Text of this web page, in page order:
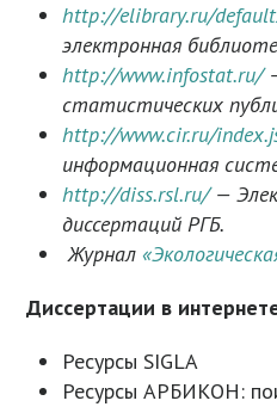
http://elibrary.ru/
электронная
http://www.infostat.ru/
статистических
http://www.cir.ru/
информационная
http://diss.rsl.ru/—
диссертаций РГБ.
Журнал
Диссертации в
Ресурсы SIGLA
Ресурсы АРБИКОН: